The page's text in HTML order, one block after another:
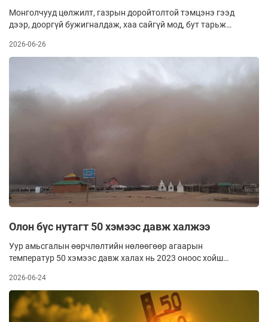
Монголчууд цөлжилт, газрын доройтолтой тэмцэнэ гээд
дээр, дооргүй бужигналдаж, хаа сайгүй мод, бут тарьж
“хүчирхэгжиж”, бидний хамгаалж, тордож ургуулсан
бүхнийг бага багаар “залгиж” байна. Манай орны хэмжээнд
агаарт дэгдэх тоосны хэмжээ гуравхан жилийн хугацаанд
5.7 саяас 40.3 сая тонн болж нэмэгдсэнийг ШУА-ийн Газар
зүй, геоэкологийн хүрээлэнгийн судлаачид мэдээлэв.
2026-06-26
Олон бүс нутагт 50 хэмээс давж халжээ
Уур амьсгалын өөрчлөлтийн нөлөөгөөр агаарын
температур 50 хэмээс давж халах нь 2023 оноос хойш
газар (UNDRR)-аас мэдээллээ. Тухайлбал, сүүлийн гурван
жилд Хятад, Америк, Алжир, Пакистан, Мексик, Марокко,
Иран, Энэтхэг, Саудын Араб зэрэг улсын газар нутагт
агаарын температур аюултай түвшинд хүрсэн байна.
2026-06-24